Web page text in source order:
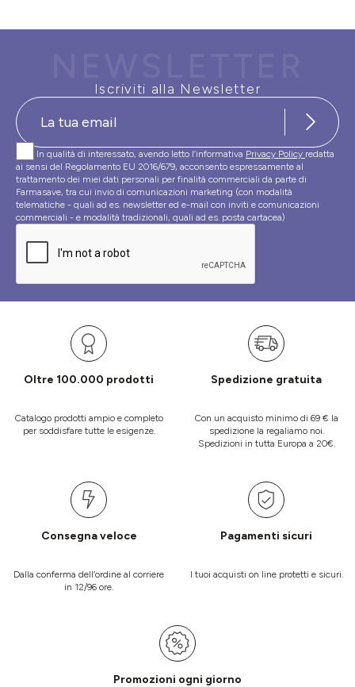
Iscriviti alla Newsletter
In qualità di interessato, avendo letto l’informativa Privacy Policy redatta
ai sensi del Regolamento EU 2016/679, acconsento espressamente al
trattamento dei miei dati personali per finalità commerciali da parte di
Farmasave, tra cui invio di comunicazioni marketing (con modalità
telematiche - quali ad es. newsletter ed e-mail con inviti e comunicazioni
commerciali - e modalità tradizionali, quali ad es. posta cartacea)
Oltre 100.000 prodotti
Catalogo prodotti ampio e completo
per soddisfare tutte le esigenze.
Spedizione gratuita
Con un acquisto minimo di 69 € la
spedizione la regaliamo noi.
Spedizioni in tutta Europa a 20€.
Consegna veloce
Dalla conferma dell’ordine al corriere
in 12/96 ore.
Pagamenti sicuri
I tuoi acquisti on line protetti e sicuri.
Promozioni ogni giorno